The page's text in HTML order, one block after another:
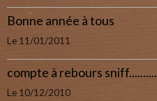
Bonne année à tous
Le 11/01/2011
compte à rebours sniff..........
Le 10/12/2010